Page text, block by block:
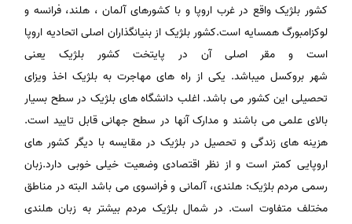
کشور بلژیک واقع در غرب اروپا و با کشورهای آلمان ، هلند، فرانسه و
لوکزامبورگ همسایه است.کشور بلژیک از بنیانگذاران اصلی اتحادیه اروپا
است و مقر اصلی آن در پایتخت کشور بلژیک یعنی
شهر بروکسل میباشد. یکی از راه های مهاجرت به بلژیک اخذ ویزای
تحصیلی این کشور می باشد. اغلب دانشگاه های بلژیک در سطح بسیار
بالای علمی می باشند و مدارک آنها در سطح جهانی قابل تایید است.
هزینه های زندگی و تحصیل در بلژیک در مقایسه با دیگر کشور های
اروپایی کمتر است و از نظر اقتصادی وضعیت خیلی خوبی دارد.زبان
رسمی مردم بلژیک: هلندی، آلمانی و فرانسوی می باشد البته در مناطق
مختلف متفاوت است. در شمال بلژیک مردم بیشتر به زبان هلندی